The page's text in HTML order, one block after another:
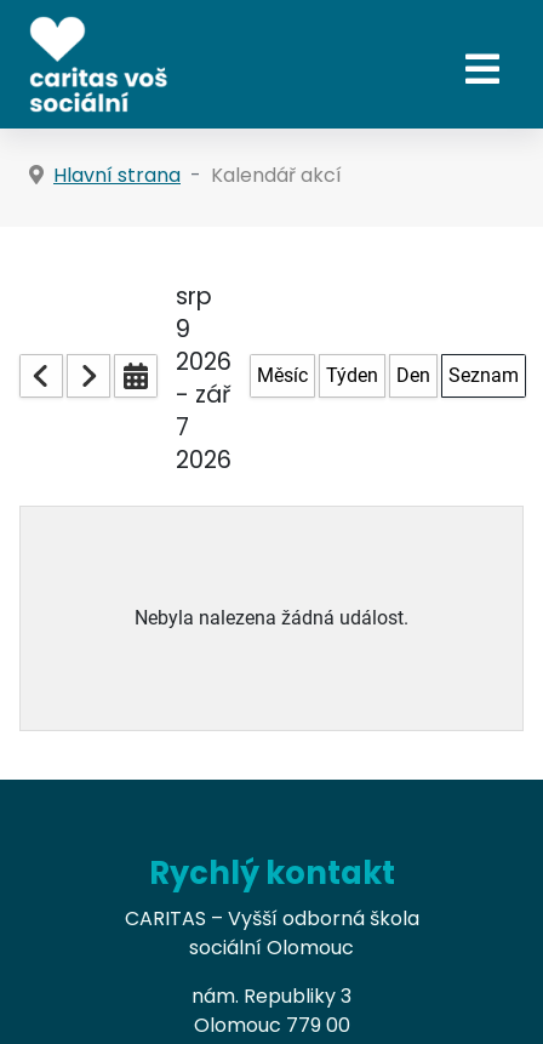
Hlavní strana Kalendář akcí
srp
9
2026
- zář
7
2026
Měsíc Týden Den Seznam
Nebyla nalezena žádná událost.
Rychlý kontakt
CARITAS – Vyšší odborná škola
sociální Olomouc
nám. Republiky 3
Olomouc 779 00